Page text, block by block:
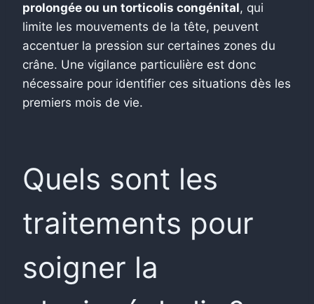
prolongée ou un torticolis congénital, qui
limite les mouvements de la tête, peuvent
accentuer la pression sur certaines zones du
crâne. Une vigilance particulière est donc
nécessaire pour identifier ces situations dès les
premiers mois de vie.
Quels sont les
traitements pour
soigner la